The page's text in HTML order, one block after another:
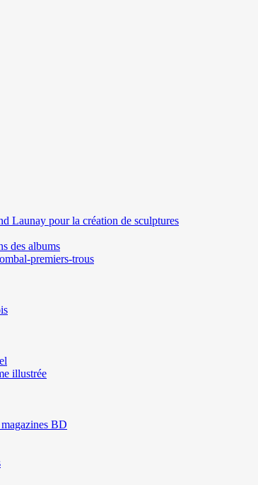
Launay pour la création de sculptures
des albums
premiers-trous
illustrée
BD